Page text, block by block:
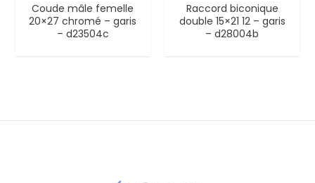
Coude mâle femelle
20×27 chromé – garis
– d23504c
Raccord biconique
double 15×21 12 – garis
– d28004b